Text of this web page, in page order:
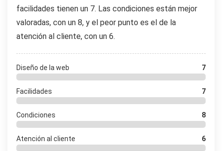
facilidades tienen un 7. Las condiciones están mejor
valoradas, con un 8, y el peor punto es el de la
atención al cliente, con un 6.
Diseño de la web 7
Facilidades 7
Condiciones 8
Atención al cliente 6